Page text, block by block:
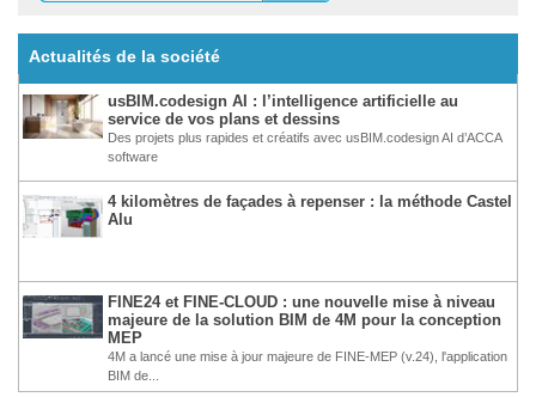
Actualités de la société
usBIM.codesign AI : l’intelligence artificielle au
service de vos plans et dessins
Des projets plus rapides et créatifs avec usBIM.codesign AI d’ACCA
software
4 kilomètres de façades à repenser : la méthode Castel
Alu
FINE24 et FINE-CLOUD : une nouvelle mise à niveau
majeure de la solution BIM de 4M pour la conception
MEP
4M a lancé une mise à jour majeure de FINE-MEP (v.24), l'application
BIM de...